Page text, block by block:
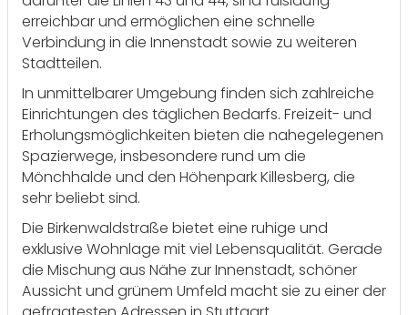
erreichbar und ermöglichen eine schnelle
Verbindung in die Innenstadt sowie zu weiteren
Stadtteilen.
In unmittelbarer Umgebung finden sich zahlreiche
Einrichtungen des täglichen Bedarfs. Freizeit- und
Erholungsmöglichkeiten bieten die nahegelegenen
Spazierwege, insbesondere rund um die
Mönchhalde und den Höhenpark Killesberg, die
sehr beliebt sind.
Die Birkenwaldstraße bietet eine ruhige und
exklusive Wohnlage mit viel Lebensqualität. Gerade
die Mischung aus Nähe zur Innenstadt, schöner
Aussicht und grünem Umfeld macht sie zu einer der